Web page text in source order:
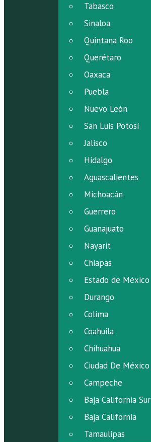
Tabasco
Sinaloa
Quintana Roo
Querétaro
Oaxaca
Puebla
Nuevo León
San Luis Potosí
Jalisco
Hidalgo
Aguascalientes
Michoacán
Guerrero
Guanajuato
Nayarit
Chiapas
Estado de México
Durango
Colima
Coahuila
Chihuahua
Ciudad De México
Campeche
Baja California Sur
Baja California
Tamaulipas